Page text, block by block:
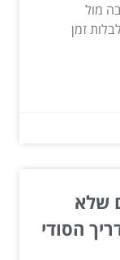
מול
זמן
שלא
הסודי